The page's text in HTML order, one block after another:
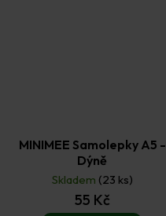
MINIMEE Samolepky A5 -
Dýně
Skladem (23 ks)
55 Kč